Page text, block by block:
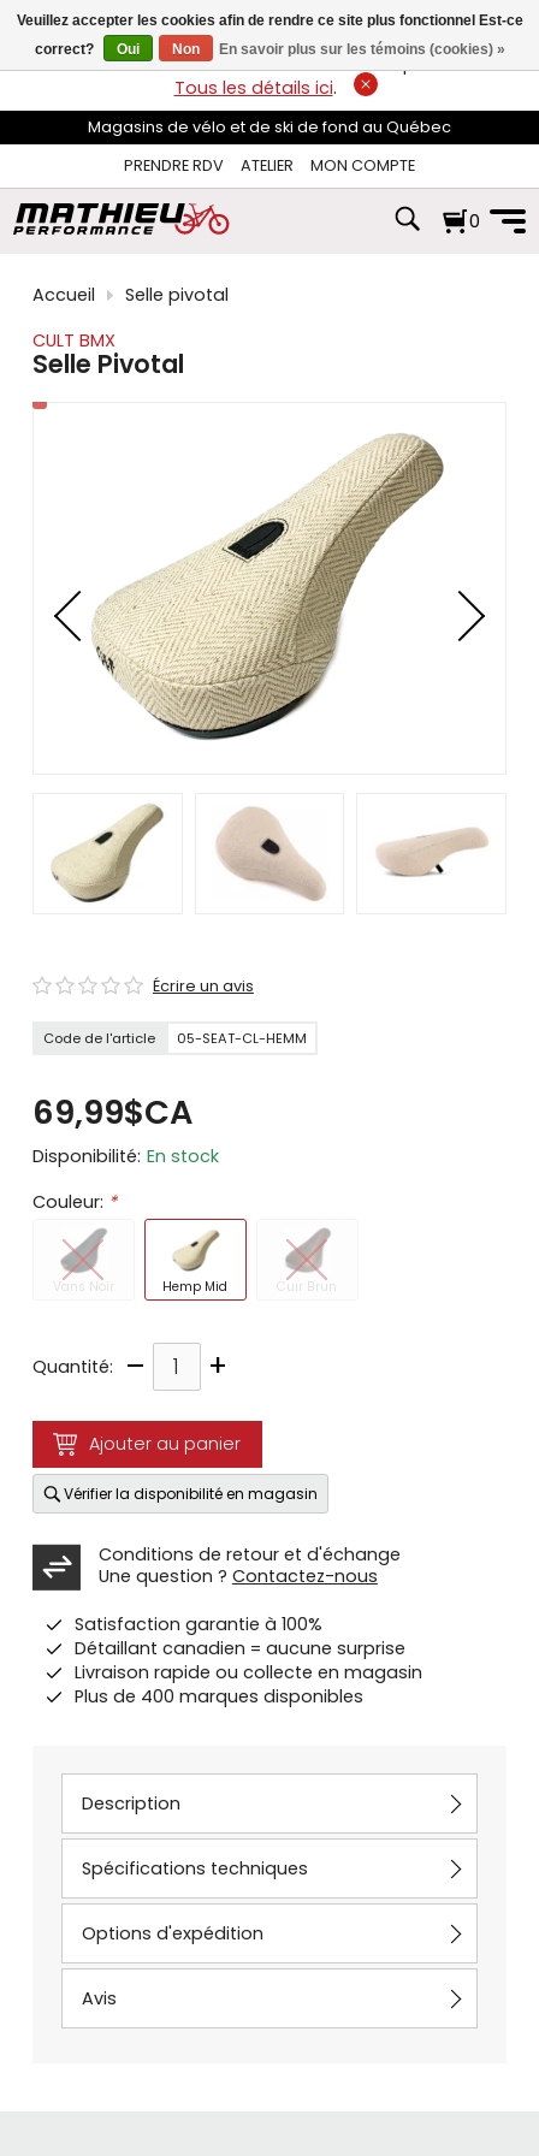
flèches
haut
et
pour
sélectionner
disponible.
Appuyez
pour
au
résultat
de
de
gestes
tels
que
toucher
LIVRAISON GRATUITEsur les commandes de plus de 74$*.
Tous les détails ici.
Magasins de vélo et de ski de fond au Québec
PRENDRE RDV
ATELIER MON COMPTE
0
Accueil
Selle pivotal
CULT BMX
Selle Pivotal
Écrire un avis
Code de l'article 05-SEAT-CL-HEMM
69,99$CA
Disponibilité: En stock
Couleur: *
Vans Noir Hemp Mid Cuir Brun
Quantité: – +
Ajouter au panier
Vérifier la disponibilité en magasin
Conditions de retour et d'échange
Une question ? Contactez-nous
Satisfaction garantie à 100%
Détaillant canadien = aucune surprise
Livraison rapide ou collecte en magasin
Plus de 400 marques disponibles
Description
Spécifications techniques
Options d'expédition
Avis
Veuillez accepter les cookies afin de rendre ce site plus fonctionnel Est-ce
correct?
Oui Non En savoir plus sur les témoins (cookies) »